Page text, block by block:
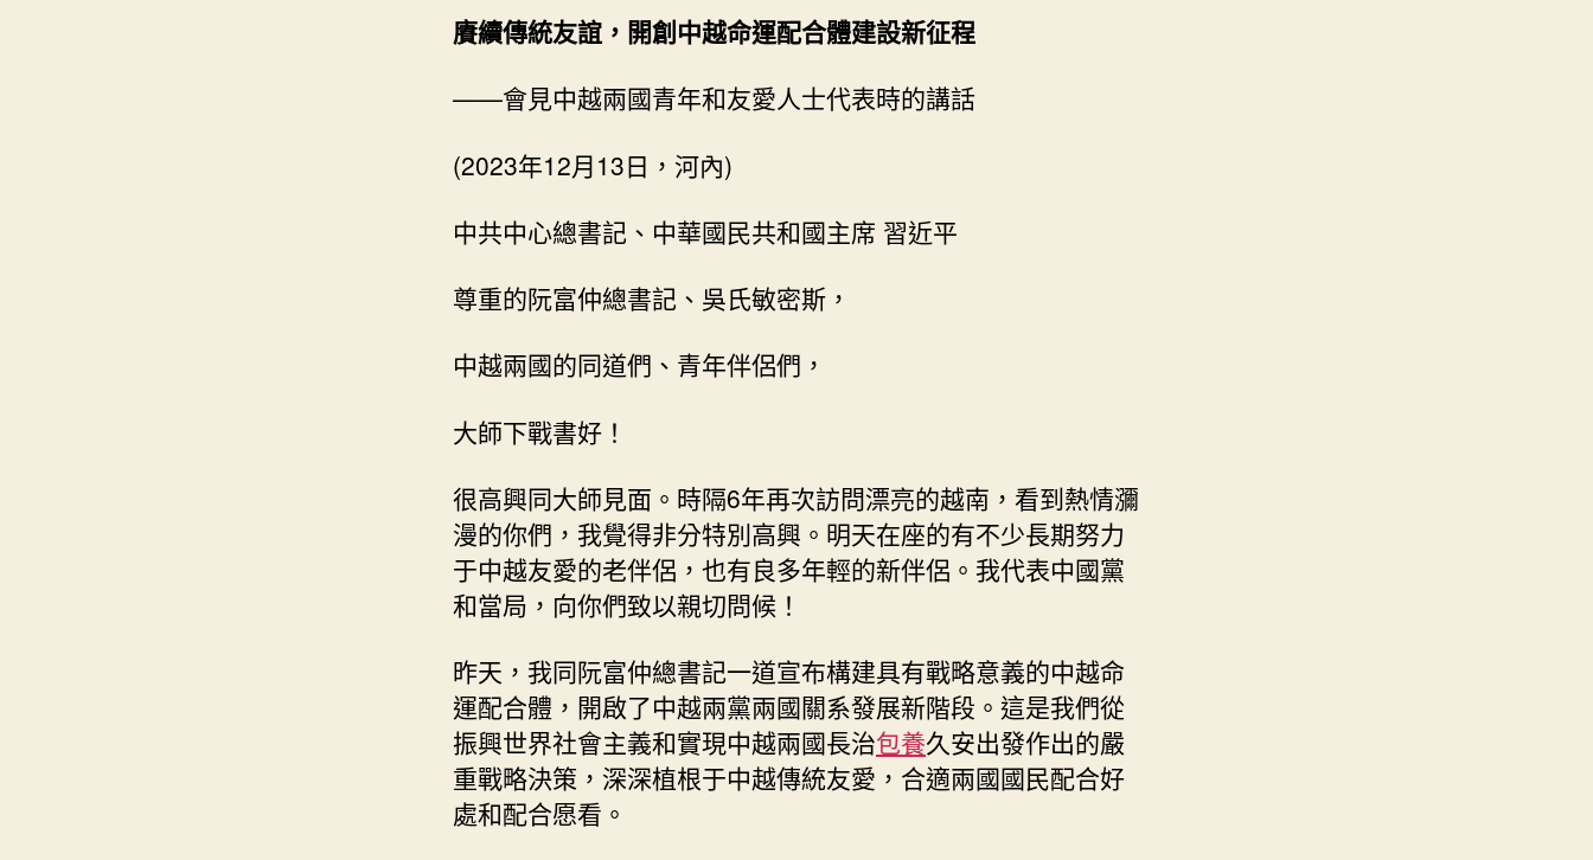
越
包
養
表
時
的
講
文）
_
中
國
網〉
賡續傳統友誼，開創中越命運配合體建設新征程
——會見中越兩國青年和友愛人士代表時的講話
(2023年12月13日，河內)
中共中心總書記、中華國民共和國主席 習近平
尊重的阮富仲總書記、吳氏敏密斯，
中越兩國的同道們、青年伴侶們，
大師下戰書好！
很高興同大師見面。時隔6年再次訪問漂亮的越南，看到熱情瀰
漫的你們，我覺得非分特別高興。明天在座的有不少長期努力
于中越友愛的老伴侶，也有良多年輕的新伴侶。我代表中國黨
和當局，向你們致以親切問候！
昨天，我同阮富仲總書記一道宣布構建具有戰略意義的中越命
運配合體，開啟了中越兩黨兩國關系發展新階段。這是我們從
振興世界社會主義和實現中越兩國長治包養久安出發作出的嚴
重戰略決策，深深植根于中越傳統友愛，合適兩國國民配合好
處和配合愿看。